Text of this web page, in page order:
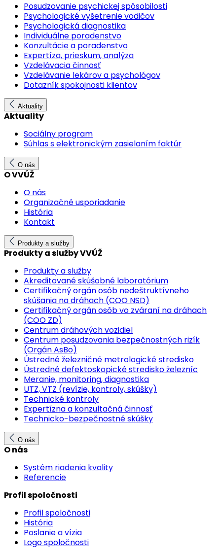
Posudzovanie psychickej spôsobilosti
Psychologické vyšetrenie vodičov
Psychologická diagnostika
Individuálne poradenstvo
Konzultácie a poradenstvo
Expertíza, prieskum, analýza
Vzdelávacia činnosť
Vzdelávanie lekárov a psychológov
Dotazník spokojnosti klientov
Aktuality
Aktuality
Sociálny program
Súhlas s elektronickým zasielaním faktúr
O nás
O VVÚŽ
O nás
Organizačné usporiadanie
História
Kontakt
Produkty a služby
Produkty a služby VVÚŽ
Produkty a služby
Akreditované skúšobné laboratórium
Certifikačný orgán osôb nedeštruktívneho
skúšania na dráhach (COO NSD)
Certifikačný orgán osôb vo zváraní na dráhach
(COO ZD)
Centrum dráhových vozidiel
Centrum posudzovania bezpečnostných rizík
(Orgán AsBo)
Ústredné železničné metrologické stredisko
Ústredné defektoskopické stredisko železníc
Meranie, monitoring, diagnostika
UTZ, VTZ (revízie, kontroly, skúšky)
Technické kontroly
Expertízna a konzultačná činnosť
Technicko-bezpečnostné skúšky
O nás
O nás
Systém riadenia kvality
Referencie
Profil spoločnosti
Profil spoločnosti
História
Poslanie a vízia
Logo spoločnosti